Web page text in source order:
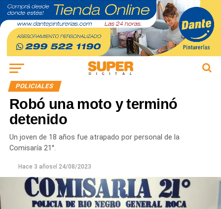
POLICIALES
Robó una moto y terminó
detenido
Un joven de 18 años fue atrapado por personal de la
Comisaría 21°.
Hace 3 añosel 24/08/2023